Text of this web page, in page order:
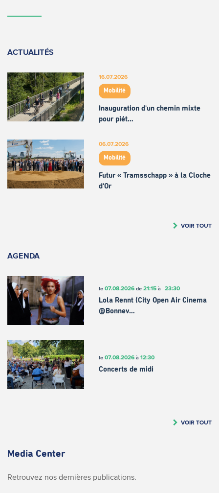
ACTUALITÉS
16.07.2026
Mobilité
Inauguration d'un chemin mixte
pour piét…
06.07.2026
Mobilité
Futur « Tramsschapp » à la Cloche
d’Or
VOIR TOUT
AGENDA
le 07.08.2026de 21:15à 23:30
Lola Rennt (City Open Air Cinema
@Bonnev…
le 07.08.2026à 12:30
Concerts de midi
VOIR TOUT
Media Center
Retrouvez nos dernières publications.